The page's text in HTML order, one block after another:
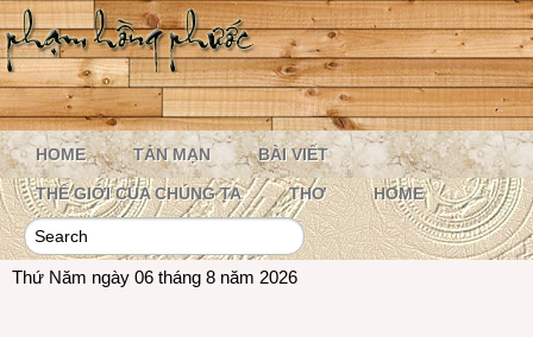
HOME TẢN MẠN BÀI VIẾT
THẾ GIỚI CỦA CHÚNG TA THƠ HOME
Thứ Năm ngày 06 tháng 8 năm 2026